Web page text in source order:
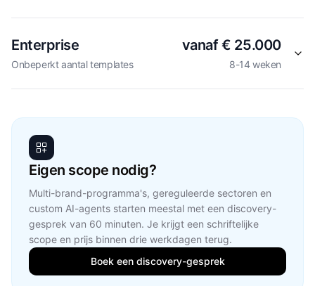
Enterprise
Onbeperkt aantal templates
vanaf € 25.000
8-14 weken
Eigen scope nodig?
Multi-brand-programma's, gereguleerde sectoren en
custom AI-agents starten meestal met een discovery-
gesprek van 60 minuten. Je krijgt een schriftelijke
scope en prijs binnen drie werkdagen terug.
Boek een discovery-gesprek